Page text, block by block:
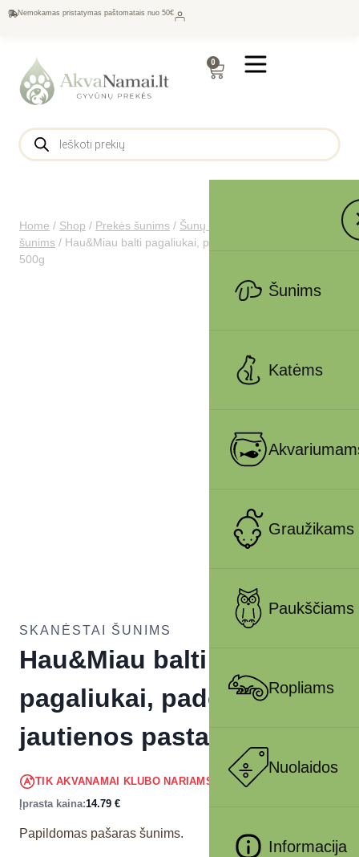
Nemokamas pristatymas paštomatais nuo 50€
0
Šunims
Katėms
Graužikams
Paukščiams
Ropliams
Nuolaidos
Informacija
Home / Shop / Prekės šunims / Šunų maistas
šunims / Hau&Miau balti pagaliukai, padengti jautienos pasta
500g
SKANĖSTAI ŠUNIMS
Hau&Miau balti
pagaliukai, padengti
jautienos pasta 500g
TIK AKVANAMAI KLUBO NARIAMS 14.05
Įprasta kaina:14.79 €
Papildomas pašaras šunims.